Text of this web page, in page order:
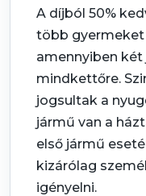
A díjból 50%
több gyermeket
amennyiben két
mindkettőre.
jogsultak a
jármű van a
első jármű
kizárólag
igényelni.